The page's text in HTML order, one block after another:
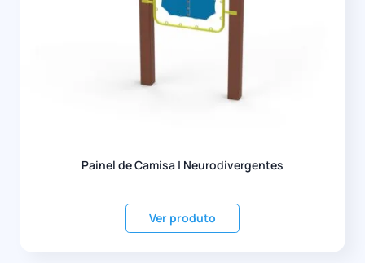
Painel de Camisa | Neurodivergentes
Ver produto